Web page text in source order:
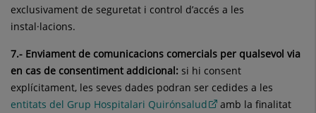
exclusivament de seguretat i control d’accés a les
instal·lacions.
7.- Enviament de comunicacions comercials per qualsevol via
en cas de consentiment addicional: si hi consent
explícitament, les seves dades podran ser cedides a les
entitats del Grup Hospitalari Quirónsalud
amb la finalitat